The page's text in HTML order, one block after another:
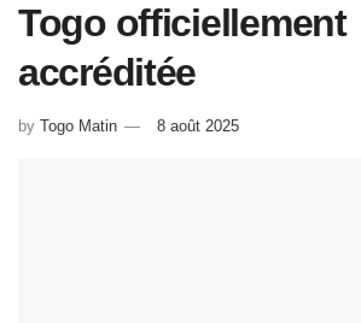
Togo officiellement
accréditée
by Togo Matin 8 août 2025